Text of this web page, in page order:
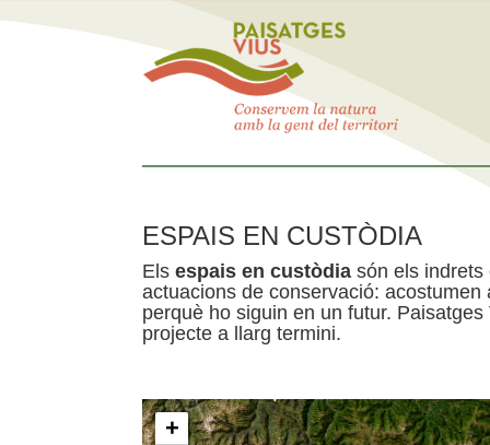
ESPAIS EN CUSTÒDIA
Els espais en custòdia són els indrets
actuacions de conservació:
perquè ho siguin en un futur.
projecte a llarg termini.
+